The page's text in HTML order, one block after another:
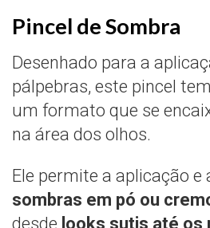
Pincel de Sombra
Desenhado para a
pálpebras, este pincel
um formato que se
na área dos olhos.
Ele permite a aplicação
sombras em pó ou
desde looks sutis até os